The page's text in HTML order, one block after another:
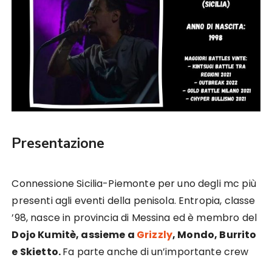
Presentazione
Connessione Sicilia-Piemonte per uno degli mc più
presenti agli eventi della penisola. Entropia, classe
’98, nasce in provincia di Messina ed è membro del
Dojo Kumitè, assieme a Grizzly, Mondo, Burrito
e Skietto.Fa parte anche di un’importante crew